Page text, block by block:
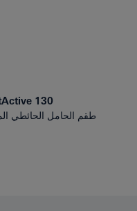
130
طقم الحامل الحائطي